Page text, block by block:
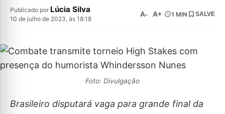
Publicado por Lúcia Silva
10 de julho de 2023, às 18:18
A- A+ 1 MIN SALVE
Foto: Divulgação
Brasileiro disputará vaga para grande final da